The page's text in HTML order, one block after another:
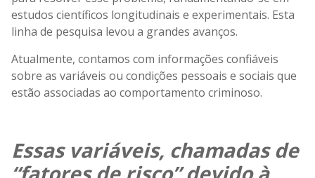
estudos científicos longitudinais e experimentais. Esta
linha de pesquisa levou a grandes avanços.
Atualmente, contamos com informações confiáveis
sobre as variáveis ou condições pessoais e sociais que
estão associadas ao comportamento criminoso.
Essas variáveis, chamadas de